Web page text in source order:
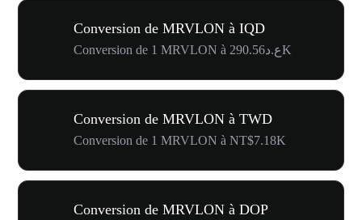
Conversion de MRVLON à IQD
Conversion de 1 MRVLON à ع.د290.56K
Conversion de MRVLON à TWD
Conversion de 1 MRVLON à NT$7.18K
Conversion de MRVLON à DOP